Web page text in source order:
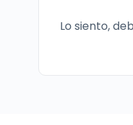
Lo siento,